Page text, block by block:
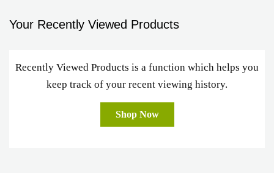
Your Recently Viewed Products
Recently Viewed Products is a function which helps you
keep track of your recent viewing history.
Shop Now